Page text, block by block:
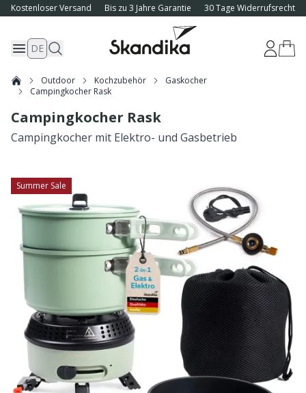
Kostenloser Versand Bis zu 3 Jahre Garantie 30 Tage Widerrufsrecht
DE
Outdoor Kochzubehör
Gaskocher
Campingkocher Rask
Campingkocher Rask
Campingkocher mit Elektro- und Gasbetrieb
Summer Sale